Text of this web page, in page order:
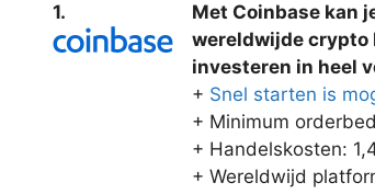
1.
Met Coinbase kan
wereldwijde crypto
investeren in heel
+ Snel starten is
+ Minimum
+ Handelskosten:
+ Wereldwijd